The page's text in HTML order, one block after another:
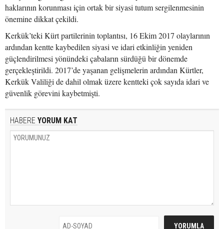
haklarının korunması için ortak bir siyasi tutum sergilenmesinin
önemine dikkat çekildi.
Kerkük’teki Kürt partilerinin toplantısı, 16 Ekim 2017 olaylarının
ardından kentte kaybedilen siyasi ve idari etkinliğin yeniden
güçlendirilmesi yönündeki çabaların sürdüğü bir dönemde
gerçekleştirildi. 2017’de yaşanan gelişmelerin ardından Kürtler,
Kerkük Valiliği de dahil olmak üzere kentteki çok sayıda idari ve
güvenlik görevini kaybetmişti.
HABERE YORUM KAT